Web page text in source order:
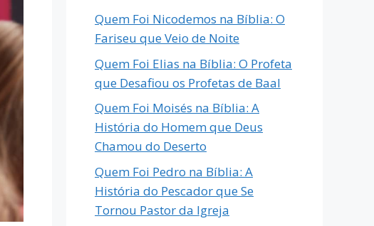
Quem Foi Nicodemos na Bíblia: O
Fariseu que Veio de Noite
Quem Foi Elias na Bíblia: O Profeta
que Desafiou os Profetas de Baal
Quem Foi Moisés na Bíblia: A
História do Homem que Deus
Chamou do Deserto
Quem Foi Pedro na Bíblia: A
História do Pescador que Se
Tornou Pastor da Igreja